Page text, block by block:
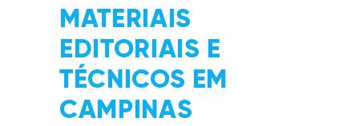
MATERIAIS
EDITORIAIS E
TÉCNICOS EM
CAMPINAS